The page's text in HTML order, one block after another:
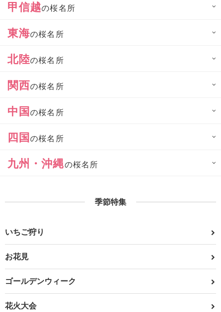
甲信越の桜名所
東海の桜名所
北陸の桜名所
関西の桜名所
中国の桜名所
四国の桜名所
九州・沖縄の桜名所
季節特集
いちご狩り
お花見
ゴールデンウィーク
花火大会